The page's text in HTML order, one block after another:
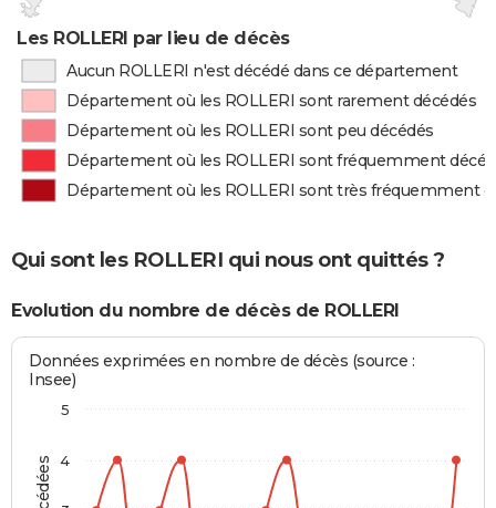
Les ROLLERI par lieu de décès
Aucun ROLLERI n'est décédé dans ce département
Département où les ROLLERI sont rarement décédés
Département où les ROLLERI sont peu décédés
Département où les ROLLERI sont fréquemment
Département où les ROLLERI sont très fréquemment
Qui sont les ROLLERI qui nous ont quittés ?
Evolution du nombre de décès de ROLLERI
Données exprimées en nombre de décès (source :
Insee)
4
5